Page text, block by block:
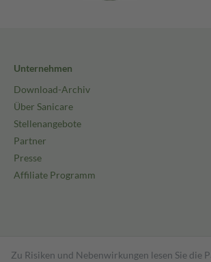
Unternehmen
Download-Archiv
Über Sanicare
Stellenangebote
Partner
Presse
Affiliate Programm
Zu Risiken und Nebenwirkungen lesen Sie